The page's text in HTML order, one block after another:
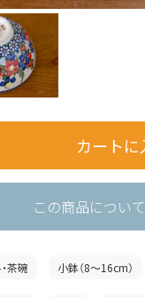
この商品につい
茶碗 小鉢（8〜16cm）